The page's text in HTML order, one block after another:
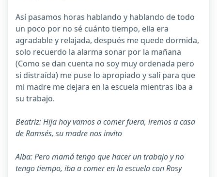
Así pasamos horas hablando y hablando de todo
un poco por no sé cuánto tiempo, ella era
agradable y relajada, después me quede dormida,
solo recuerdo la alarma sonar por la mañana
(Como se dan cuenta no soy muy ordenada pero
si distraída) me puse lo apropiado y salí para que
mi madre me dejara en la escuela mientras iba a
su trabajo.
Beatriz: Hija hoy vamos a comer fuera, iremos a casa
de Ramsés, su madre nos invito
Alba: Pero mamá tengo que hacer un trabajo y no
tengo tiempo, iba a comer en la escuela con Rosy